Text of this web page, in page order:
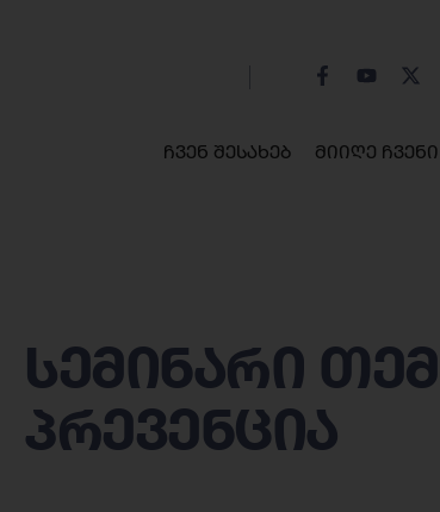
ჩვენ შესახებ მიიღე
სემინარი
პრევენცია